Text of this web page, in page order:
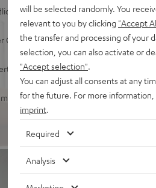
ohne Center-Speaker, unterstützt
z. B. von Spotify & YouTube
Lackfront und wertigen
EFFEKT 2 Rearboxen & T 10 oder S
will be selected randomly. You
relevant to you by clicking "Accept
the transfer and processing of your
selection, you can also activate or
"Accept selection"
You can adjust all consents at any
for the future. For more information,
imprint
Required
Analysis